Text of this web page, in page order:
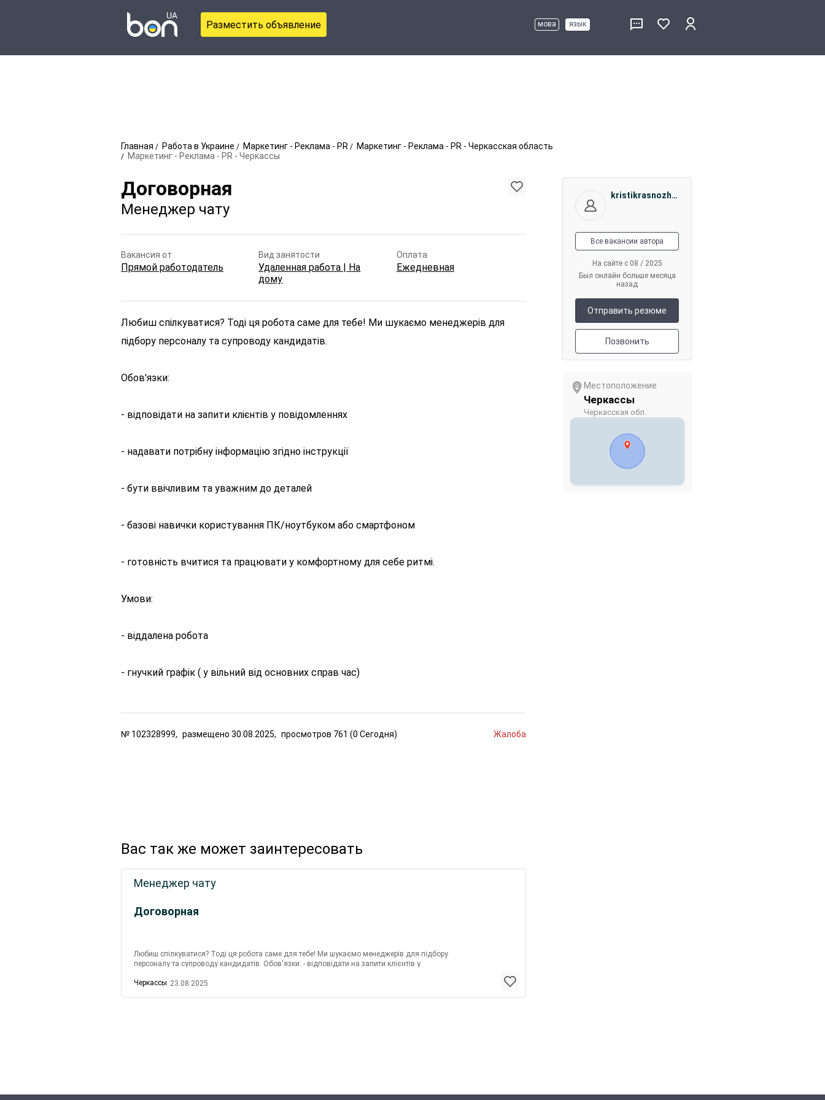
Разместить объявление мова язык
Главная Работа в Украине Маркетинг - Реклама - PR
Маркетинг - Реклама - PR - Черкасская область
Маркетинг - Реклама - PR - Черкассы
kristikrasnozhon
Все вакансии автора
На сайте с 08 / 2025
Был онлайн больше месяца
назад
Отправить резюме
Позвонить
Местоположение
Черкассы
Черкасская обл.
Договорная
Менеджер чату
Вакансия от
Прямой работодатель
Вид занятости
Удаленная работа | На
дому
Оплата
Ежедневная
Любиш спілкуватися? Тоді ця робота саме для тебе! Ми шукаємо менеджерів для
підбору персоналу та супроводу кандидатів.
Обов'язки:
- відповідати на запити клієнтів у повідомленнях
- надавати потрібну інформацію згідно інструкції
- бути ввічливим та уважним до деталей
- базові навички користування ПК/ноутбуком або смартфоном
- готовність вчитися та працювати у комфортному для себе ритмі.
Умови:
- віддалена робота
- гнучкий графік ( у вільний від основних справ час)
№ 102328999, размещено 30.08.2025, просмотров 761 (0 Сегодня) Жалоба
Вас так же может заинтересовать
Договорная
Менеджер чату
Любиш спілкуватися? Тоді ця робота саме для тебе! Ми шукаємо менеджерів для підбору
персоналу та супроводу кандидатів. Обов'язки: - відповідати на запити клієнтів у
Черкассы 23.08.2025